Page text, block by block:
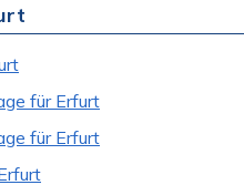
für Erfurt
für Erfurt